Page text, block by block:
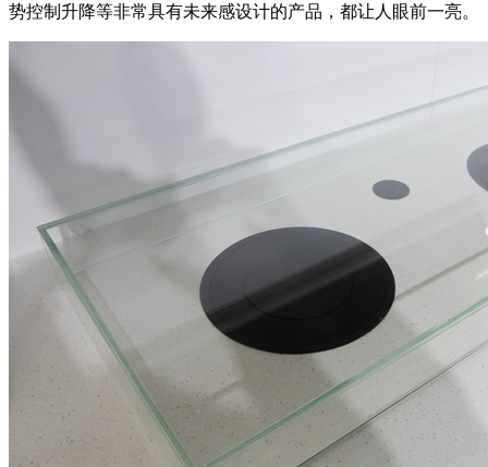
势控制升降等非常具有未来感设计的产品，都让人眼前一亮。